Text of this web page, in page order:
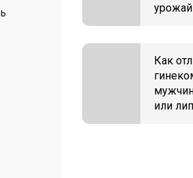
Как
или